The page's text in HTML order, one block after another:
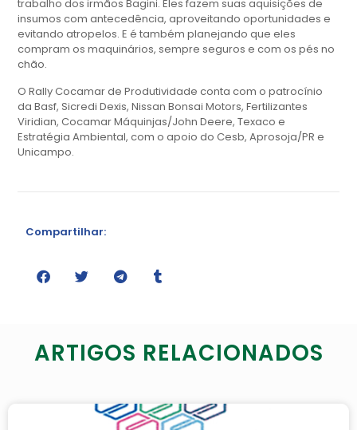
trabalho dos irmãos Bagini. Eles fazem suas aquisições de
insumos com antecedência, aproveitando oportunidades e
evitando atropelos. E é também planejando que eles
compram os maquinários, sempre seguros e com os pés no
chão.
O Rally Cocamar de Produtividade conta com o patrocínio
da Basf, Sicredi Dexis, Nissan Bonsai Motors, Fertilizantes
Viridian, Cocamar Máquinjas/John Deere, Texaco e
Estratégia Ambiental, com o apoio do Cesb, Aprosoja/PR e
Unicampo.
Compartilhar:
ARTIGOS RELACIONADOS